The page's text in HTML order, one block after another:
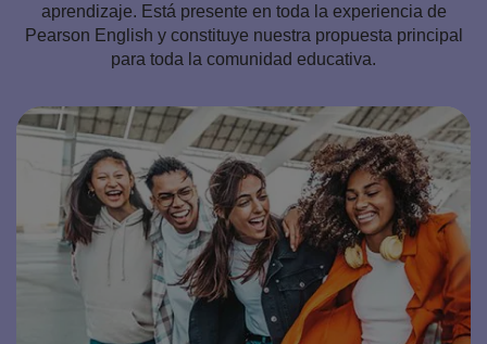
aprendizaje. Está presente en toda la experiencia de
Pearson English y constituye nuestra propuesta principal
para toda la comunidad educativa.